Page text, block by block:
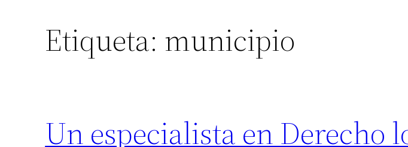
Etiqueta: municipio
Un especialista en Derecho